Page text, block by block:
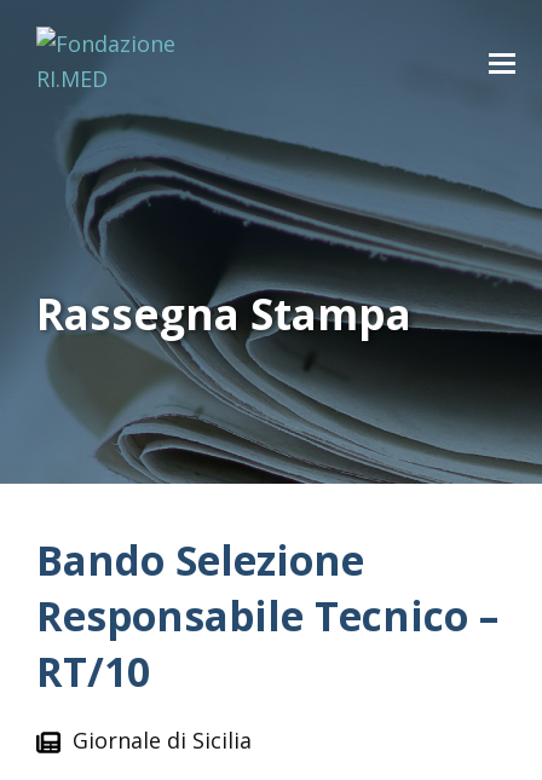
Rassegna Stampa
Bando Selezione
Responsabile Tecnico –
RT/10
Giornale di Sicilia